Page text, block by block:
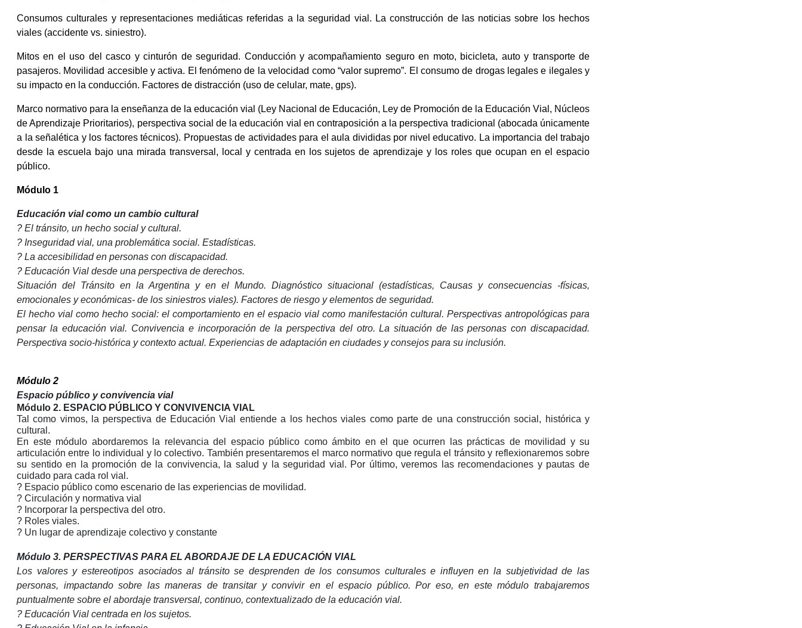
Consumos culturales y representaciones mediáticas referidas a la seguridad vial. La construcción de las noticias sobre los hechos
viales (accidente vs. siniestro).
Mitos en el uso del casco y cinturón de seguridad. Conducción y acompañamiento seguro en moto, bicicleta, auto y transporte de
pasajeros. Movilidad accesible y activa. El fenómeno de la velocidad como “valor supremo”. El consumo de drogas legales e ilegales y
su impacto en la conducción. Factores de distracción (uso de celular, mate, gps).
Marco normativo para la enseñanza de la educación vial (Ley Nacional de Educación, Ley de Promoción de la Educación Vial, Núcleos
de Aprendizaje Prioritarios), perspectiva social de la educación vial en contraposición a la perspectiva tradicional (abocada únicamente
a la señalética y los factores técnicos). Propuestas de actividades para el aula divididas por nivel educativo. La importancia del trabajo
desde la escuela bajo una mirada transversal, local y centrada en los sujetos de aprendizaje y los roles que ocupan en el espacio
público.
Módulo 1
Educación vial como un cambio cultural
? El tránsito, un hecho social y cultural.
? Inseguridad vial, una problemática social. Estadísticas.
? La accesibilidad en personas con discapacidad.
? Educación Vial desde una perspectiva de derechos.
Situación del Tránsito en la Argentina y en el Mundo. Diagnóstico situacional (estadísticas, Causas y consecuencias -físicas,
emocionales y económicas- de los siniestros viales). Factores de riesgo y elementos de seguridad.
El hecho vial como hecho social: el comportamiento en el espacio vial como manifestación cultural. Perspectivas antropológicas para
pensar la educación vial. Convivencia e incorporación de la perspectiva del otro. La situación de las personas con discapacidad.
Perspectiva socio-histórica y contexto actual. Experiencias de adaptación en ciudades y consejos para su inclusión.
Módulo 2
Espacio público y convivencia vial
Módulo 2. ESPACIO PÚBLICO Y CONVIVENCIA VIAL
Tal como vimos, la perspectiva de Educación Vial entiende a los hechos viales como parte de una construcción social, histórica y
cultural.
En este módulo abordaremos la relevancia del espacio público como ámbito en el que ocurren las prácticas de movilidad y su
articulación entre lo individual y lo colectivo. También presentaremos el marco normativo que regula el tránsito y reflexionaremos sobre
su sentido en la promoción de la convivencia, la salud y la seguridad vial. Por último, veremos las recomendaciones y pautas de
cuidado para cada rol vial.
? Espacio público como escenario de las experiencias de movilidad.
? Circulación y normativa vial
? Incorporar la perspectiva del otro.
? Roles viales.
? Un lugar de aprendizaje colectivo y constante
Módulo 3. PERSPECTIVAS PARA EL ABORDAJE DE LA EDUCACIÓN VIAL
Los valores y estereotipos asociados al tránsito se desprenden de los consumos culturales e influyen en la subjetividad de las
personas, impactando sobre las maneras de transitar y convivir en el espacio público. Por eso, en este módulo trabajaremos
puntualmente sobre el abordaje transversal, continuo, contextualizado de la educación vial.
? Educación Vial centrada en los sujetos.